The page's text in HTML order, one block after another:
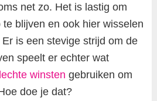
net zo. Het is lastig om
blijven en ook hier wisselen
is een stevige strijd om de
speelt er echter wat
winsten gebruiken om
doe je dat?